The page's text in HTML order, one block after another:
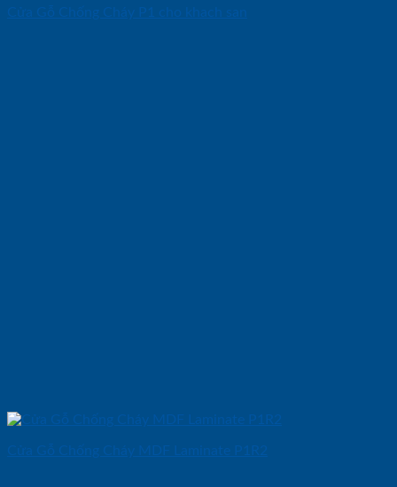
Cửa Gỗ Chống Cháy P1 cho khach san
Cửa Gỗ Chống Cháy MDF Laminate P1R2